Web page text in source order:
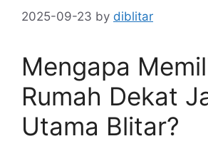
2025-09-23 by diblitar
Mengapa
Rumah Dekat
Utama Blitar?